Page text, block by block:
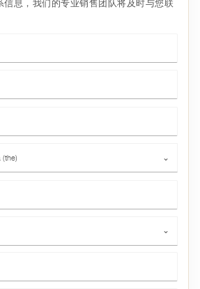
信息，我们的专业销售团队将及时与您联
(the) ⌄
⌄